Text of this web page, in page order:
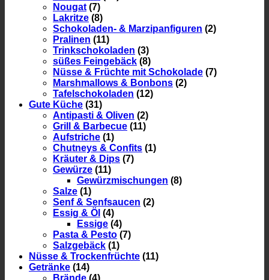
Nougat (7)
Lakritze (8)
Schokoladen- & Marzipanfiguren (2)
Pralinen (11)
Trinkschokoladen (3)
süßes Feingebäck (8)
Nüsse & Früchte mit Schokolade (7)
Marshmallows & Bonbons (2)
Tafelschokoladen (12)
Gute Küche (31)
Antipasti & Oliven (2)
Grill & Barbecue (11)
Aufstriche (1)
Chutneys & Confits (1)
Kräuter & Dips (7)
Gewürze (11)
Gewürzmischungen (8)
Salze (1)
Senf & Senfsaucen (2)
Essig & Öl (4)
Essige (4)
Pasta & Pesto (7)
Salzgebäck (1)
Nüsse & Trockenfrüchte (11)
Getränke (14)
Brände (4)